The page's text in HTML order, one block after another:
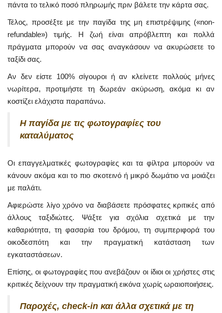
πάντα το τελικό ποσό πληρωμής πριν βάλετε την κάρτα σας.
Τέλος, προσέξτε με την παγίδα της μη επιστρέψιμης («non-
refundable») τιμής. Η ζωή είναι απρόβλεπτη και πολλά
πράγματα μπορούν να σας αναγκάσουν να ακυρώσετε το
ταξίδι σας.
Αν δεν είστε 100% σίγουροι ή αν κλείνετε πολλούς μήνες
νωρίτερα, προτιμήστε τη δωρεάν ακύρωση, ακόμα κι αν
κοστίζει ελάχιστα παραπάνω.
Η παγίδα με τις φωτογραφίες του
καταλύματος
Οι επαγγελματικές φωτογραφίες και τα φίλτρα μπορούν να
κάνουν ακόμα και το πιο σκοτεινό ή μικρό δωμάτιο να μοιάζει
με παλάτι.
Αφιερώστε λίγο χρόνο να διαβάσετε πρόσφατες κριτικές από
άλλους ταξιδιώτες. Ψάξτε για σχόλια σχετικά με την
καθαριότητα, τη φασαρία του δρόμου, τη συμπεριφορά του
οικοδεσπότη και την πραγματική κατάσταση των
εγκαταστάσεων.
Επίσης, οι φωτογραφίες που ανεβάζουν οι ίδιοι οι χρήστες στις
κριτικές δείχνουν την πραγματική εικόνα χωρίς ωραιοποιήσεις.
Παροχές, check-in και άλλα σχετικά με τη